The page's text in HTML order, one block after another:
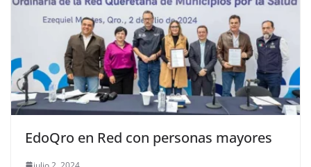
EdoQro en Red con personas mayores